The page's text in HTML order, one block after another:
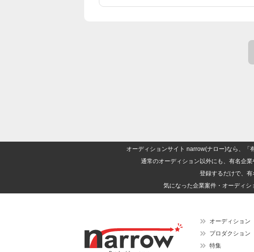
オーディションサイト narrow(ナロー)なら、「
通常のオーディション以外にも、有名企
登録するだけで、
気になった企業案件・オーディシ
オーディション
プロダクション
特集